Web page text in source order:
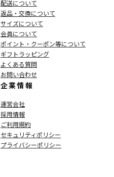
配送について
返品・交換について
サイズについて
会員について
ポイント・クーポン等について
ギフトラッピング
よくある質問
お問い合わせ
企業情報
運営会社
採用情報
ご利用規約
セキュリティポリシー
プライバシーポリシー